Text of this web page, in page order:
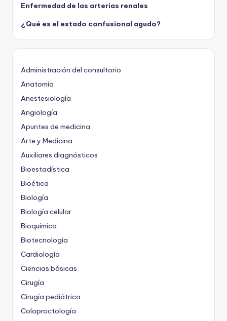
Enfermedad de las arterias renales
¿Qué es el estado confusional agudo?
Administración del consultorio
Anatomía
Anestesiología
Angiología
Apuntes de medicina
Arte y Medicina
Auxiliares diagnósticos
Bioestadística
Bioética
Biología
Biología celular
Bioquímica
Biotecnología
Cardiología
Ciencias básicas
Cirugía
Cirugía pediátrica
Coloproctología